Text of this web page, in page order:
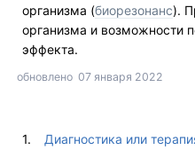
организма (биорезонанс).
организма и возможности
эффекта.
обновлено 07 января 2022
Диагностика или